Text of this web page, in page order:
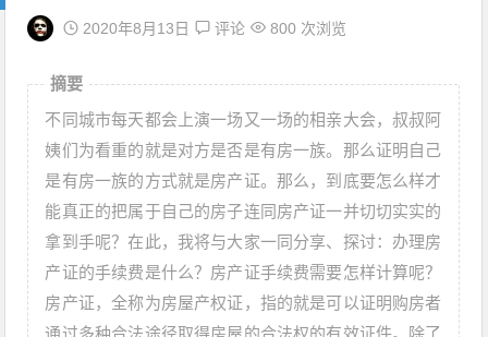
2020年8月13日 评论 800 次浏览
摘要
不同城市每天都会上演一场又一场的相亲大会，叔叔阿
姨们为看重的就是对方是否是有房一族。那么证明自己
是有房一族的方式就是房产证。那么，到底要怎么样才
能真正的把属于自己的房子连同房产证一并切切实实的
拿到手呢？在此，我将与大家一同分享、探讨：办理房
产证的手续费是什么？房产证手续费需要怎样计算呢？
房产证，全称为房屋产权证，指的就是可以证明购房者
通过多种合法途径取得房屋的合法权的有效证件。除了